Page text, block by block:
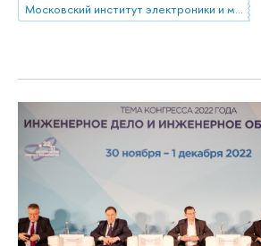
Московский институт электроники и математики им. А.Н. Тихонова